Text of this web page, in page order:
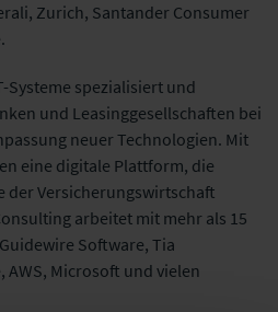
Zurich, Santander Consumer
Systeme spezialisiert und
und Leasinggesellschaften bei
neuer Technologien. Mit
eine digitale Plattform, die
der Versicherungswirtschaft
arbeitet mit mehr als 15
Software, Tia
AWS, Microsoft und vielen